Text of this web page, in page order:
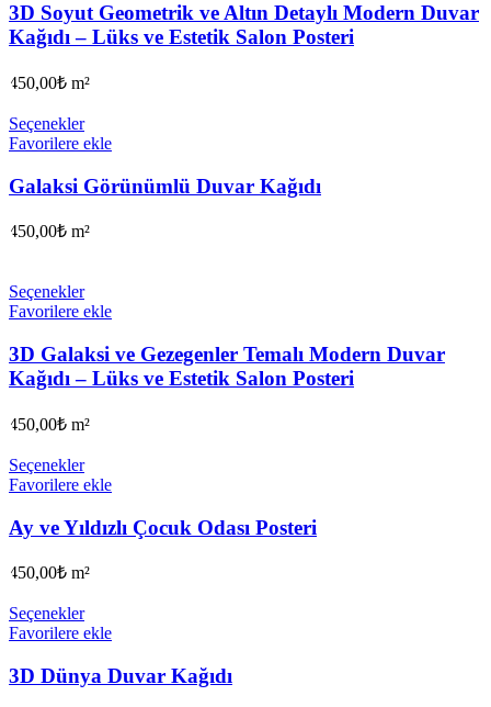
3D Soyut Geometrik ve Altın Detaylı Modern Duvar
Kağıdı – Lüks ve Estetik Salon Posteri
450,00₺ m²
Seçenekler
Favorilere ekle
Galaksi Görünümlü Duvar Kağıdı
450,00₺ m²
Seçenekler
Favorilere ekle
3D Galaksi ve Gezegenler Temalı Modern Duvar
Kağıdı – Lüks ve Estetik Salon Posteri
450,00₺ m²
Seçenekler
Favorilere ekle
Ay ve Yıldızlı Çocuk Odası Posteri
450,00₺ m²
Seçenekler
Favorilere ekle
3D Dünya Duvar Kağıdı